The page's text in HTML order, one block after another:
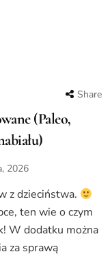
Share
(Paleo,
2026
z dzieciństwa.
ten wie o czym
W dodatku można
za sprawą